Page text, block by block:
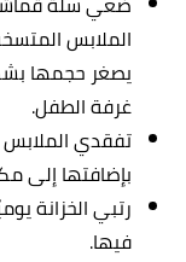
الملابس
يصغر حجمها
غرفة الطفل.
تفقدي
بإضافتها إلى
رتبي الخزانة
فيها.